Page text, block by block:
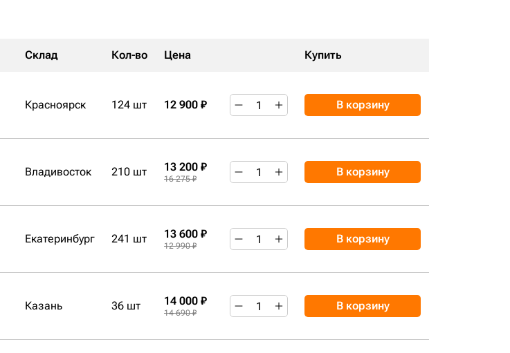
Склад Кол-во Цена Купить
Красноярск 124 шт 12 900 ₽ В корзину
Владивосток 210 шт 13 200 ₽
16 275 ₽
В корзину
Екатеринбург 241 шт 13 600 ₽
12 990 ₽
В корзину
Казань 36 шт 14 000 ₽
14 690 ₽
В корзину